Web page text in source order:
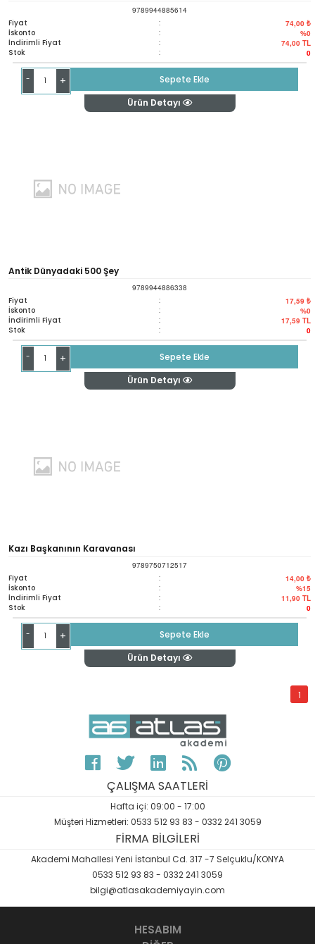
9789944885614
Fiyat : 74,00 ₺
İskonto : %0
İndirimli Fiyat : 74,00 TL
Stok : 0
- +
Sepete Ekle
Ürün Detayı
Antik Dünyadaki 500 Şey
9789944886338
Fiyat : 17,59 ₺
İskonto : %0
İndirimli Fiyat : 17,59 TL
Stok : 0
- +
Sepete Ekle
Ürün Detayı
Kazı Başkanının Karavanası
9789750712517
Fiyat : 14,00 ₺
İskonto : %15
İndirimli Fiyat : 11,90 TL
Stok : 0
- +
Sepete Ekle
Ürün Detayı
1
ÇALIŞMA SAATLERİ
Hafta içi: 09:00 - 17:00
Müşteri Hizmetleri: 0533 512 93 83 - 0332 241 3059
FİRMA BİLGİLERİ
Akademi Mahallesi Yeni İstanbul Cd. 317 -7 Selçuklu/KONYA
0533 512 93 83 - 0332 241 3059
bilgi@atlasakademiyayin.com
HESABIM